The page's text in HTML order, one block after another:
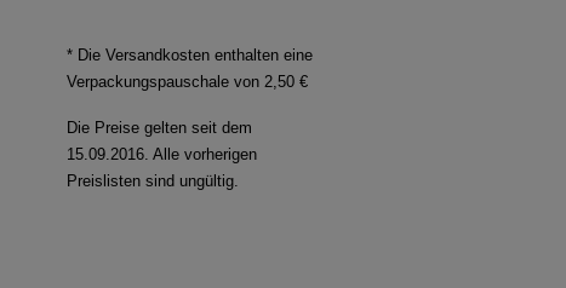
* Die Versandkosten enthalten eine
Verpackungspauschale von 2,50 €
Die Preise gelten seit dem
15.09.2016. Alle vorherigen
Preislisten sind ungültig.